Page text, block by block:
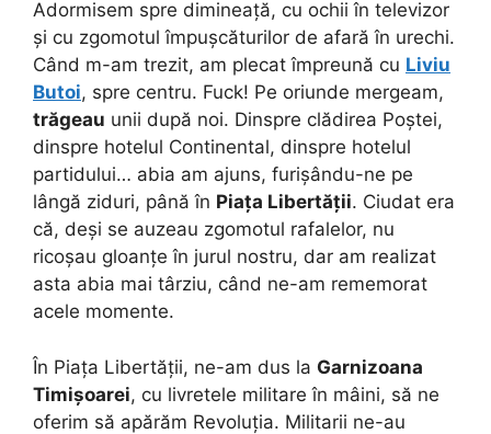
Adormisem spre dimineață, cu ochii în televizor
și cu zgomotul împușcăturilor de afară în urechi.
Când m-am trezit, am plecat împreună cu Liviu
Butoi, spre centru. Fuck! Pe oriunde mergeam,
trăgeau unii după noi. Dinspre clădirea Poștei,
dinspre hotelul Continental, dinspre hotelul
partidului… abia am ajuns, furișându-ne pe
lângă ziduri, până în Piața Libertății. Ciudat era
că, deși se auzeau zgomotul rafalelor, nu
ricoșau gloanțe în jurul nostru, dar am realizat
asta abia mai târziu, când ne-am rememorat
acele momente.
În Piața Libertății, ne-am dus la Garnizoana
Timișoarei, cu livretele militare în mâini, să ne
oferim să apărăm Revoluția. Militarii ne-au